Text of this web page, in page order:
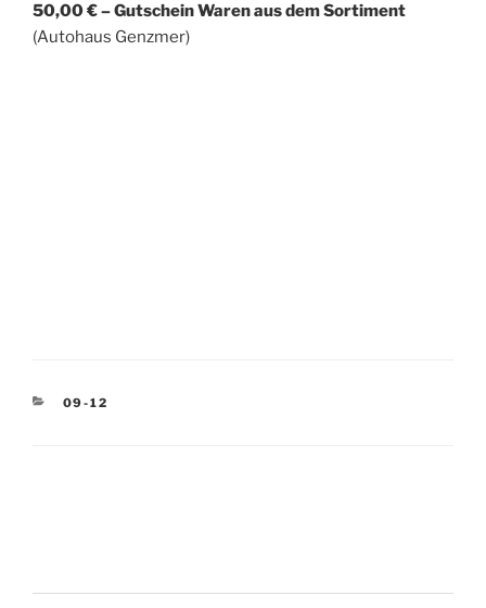
50,00 € – Gutschein Waren aus dem Sortiment
(Autohaus Genzmer)
KATEGORIEN
09-12